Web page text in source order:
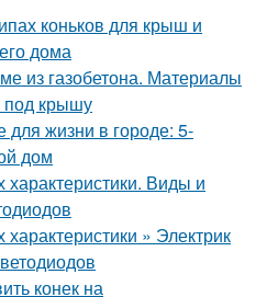
коньков для крыш и
дома
из газобетона. Материалы
под крышу
жизни в городе: 5-
дом
Виды и
» Электрик
конек на